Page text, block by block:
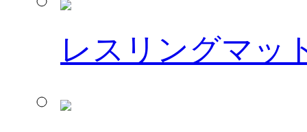
レスリングマッ